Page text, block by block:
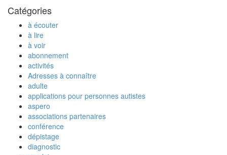
Catégories
à écouter
à lire
à voir
abonnement
activités
Adresses à connaître
adulte
applications pour personnes autistes
aspero
associations partenaires
conférence
dépistage
diagnostic